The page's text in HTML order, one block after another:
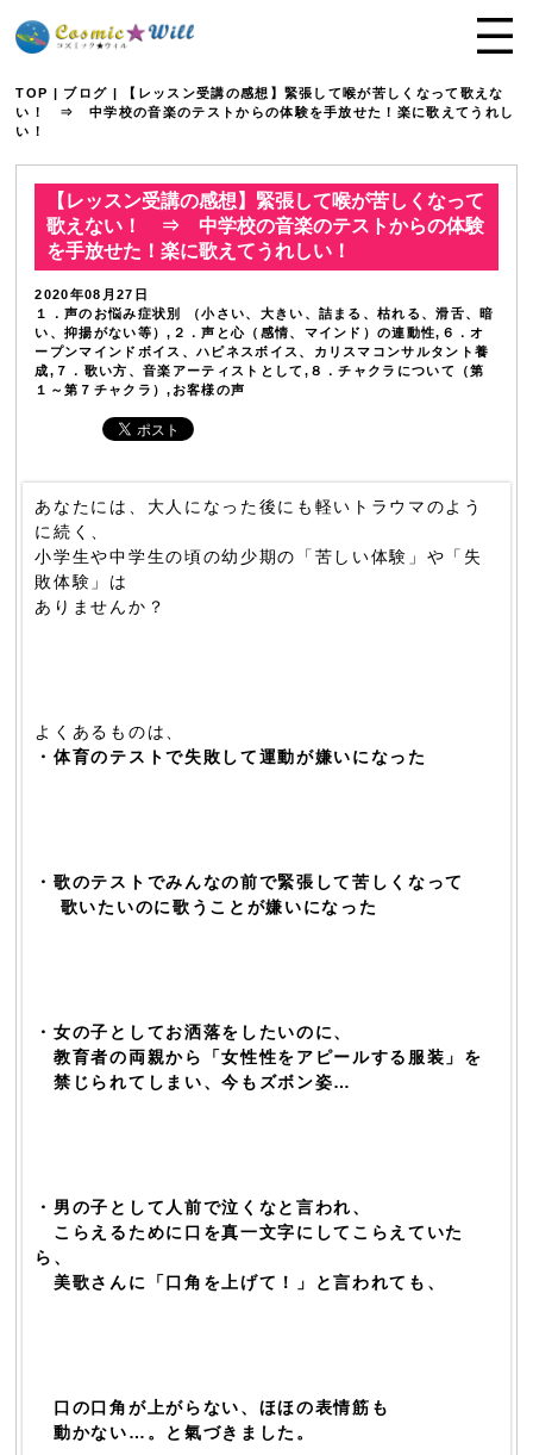
TOP | ブログ | 【レッスン受講の感想】緊張して喉が苦しくなって歌えな
い！ ⇒ 中学校の音楽のテストからの体験を手放せた！楽に歌えてうれし
い！
【レッスン受講の感想】緊張して喉が苦しくなって
歌えない！ ⇒ 中学校の音楽のテストからの体験
を手放せた！楽に歌えてうれしい！
2020年08月27日
１．声のお悩み症状別 （小さい、大きい、詰まる、枯れる、滑舌、暗
い、抑揚がない等）,２．声と心（感情、マインド）の連動性,６．オ
ープンマインドボイス、ハピネスボイス、カリスマコンサルタント養
成,７．歌い方、音楽アーティストとして,８．チャクラについて（第
１～第７チャクラ）,お客様の声
あなたには、大人になった後にも軽いトラウマのよう
に続く、
小学生や中学生の頃の幼少期の「苦しい体験」や「失
敗体験」は
ありませんか？
よくあるものは、
・体育のテストで失敗して運動が嫌いになった
・歌のテストでみんなの前で緊張して苦しくなって
歌いたいのに歌うことが嫌いになった
・女の子としてお洒落をしたいのに、
教育者の両親から「女性性をアピールする服装」を
禁じられてしまい、今もズボン姿…
・男の子として人前で泣くなと言われ、
こらえるために口を真一文字にしてこらえていた
ら、
美歌さんに「口角を上げて！」と言われても、
口の口角が上がらない、ほほの表情筋も
動かない…。と氣づきました。